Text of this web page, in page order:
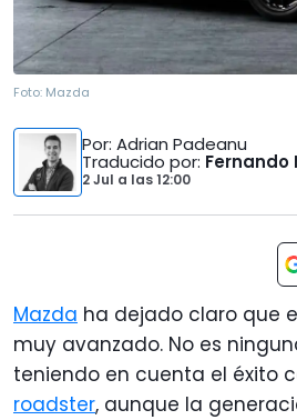
Foto: Mazda
Por: Adrian Padeanu
Traducido por: Fernando
2 Jul a las12:00
Mazda ha dejado claro que
muy avanzado. No es
teniendo en cuenta el éxito
roadster, aunque la